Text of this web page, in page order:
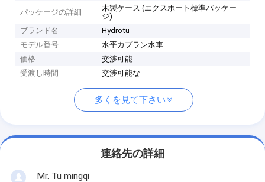
パッケージの詳細
木製ケース (エクスポート標準パッケー
ジ)
ブランド名
Hydrotu
モデル番号
水平カプラン水車
価格
交渉可能
受渡し時間
交渉可能な
多くを見て下さい
連絡先の詳細
Mr. Tu mingqi